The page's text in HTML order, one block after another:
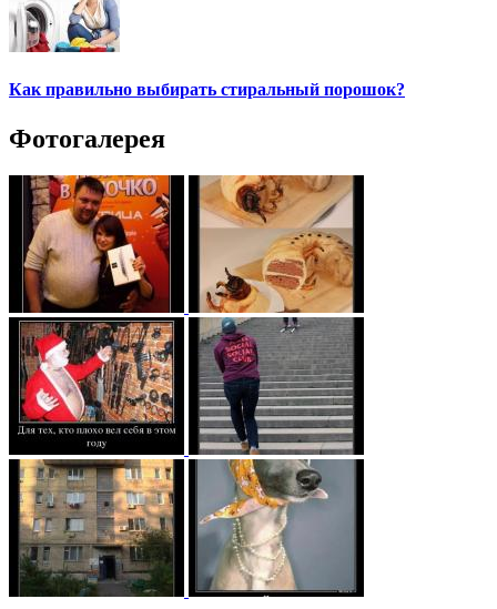
Как правильно выбирать стиральный порошок?
Фотогалерея